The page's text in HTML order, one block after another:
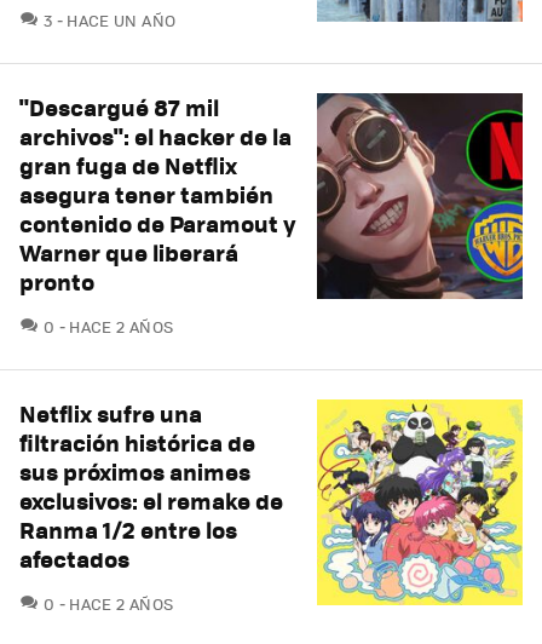
3 COMENTARIOS
HACE UN AÑO
"Descargué 87 mil
archivos": el hacker de la
gran fuga de Netflix
asegura tener también
contenido de Paramout y
Warner que liberará
pronto
0 COMENTARIOS
HACE 2 AÑOS
Netflix sufre una
filtración histórica de
sus próximos animes
exclusivos: el remake de
Ranma 1/2 entre los
afectados
0 COMENTARIOS
HACE 2 AÑOS